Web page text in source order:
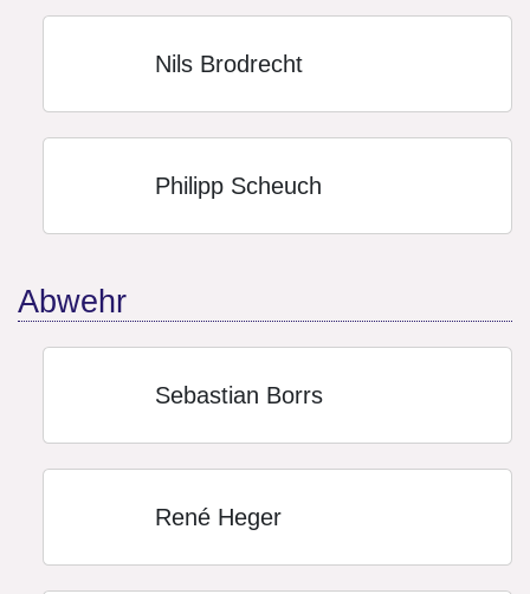
Nils Brodrecht
Philipp Scheuch
Abwehr
Sebastian Borrs
René Heger